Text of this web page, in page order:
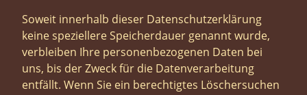
Soweit innerhalb dieser Datenschutzerklärung
keine speziellere Speicherdauer genannt wurde,
verbleiben Ihre personenbezogenen Daten bei
uns, bis der Zweck für die Datenverarbeitung
entfällt. Wenn Sie ein berechtigtes Löschersuchen